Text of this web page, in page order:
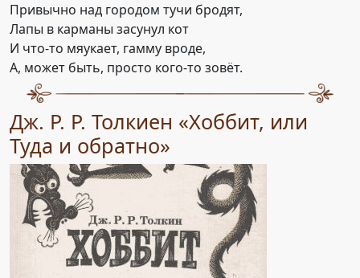
Привычно над городом тучи бродят,
Лапы в карманы засунул кот
И что-то мяукает, гамму вроде,
А, может быть, просто кого-то зовёт.
Дж. Р. Р. Толкиен «Хоббит, или
Туда и обратно»